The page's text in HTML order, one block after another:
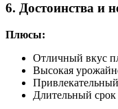
6. Достоинства и
Плюсы:
Отличный вкус
Высокая
Длительный срок